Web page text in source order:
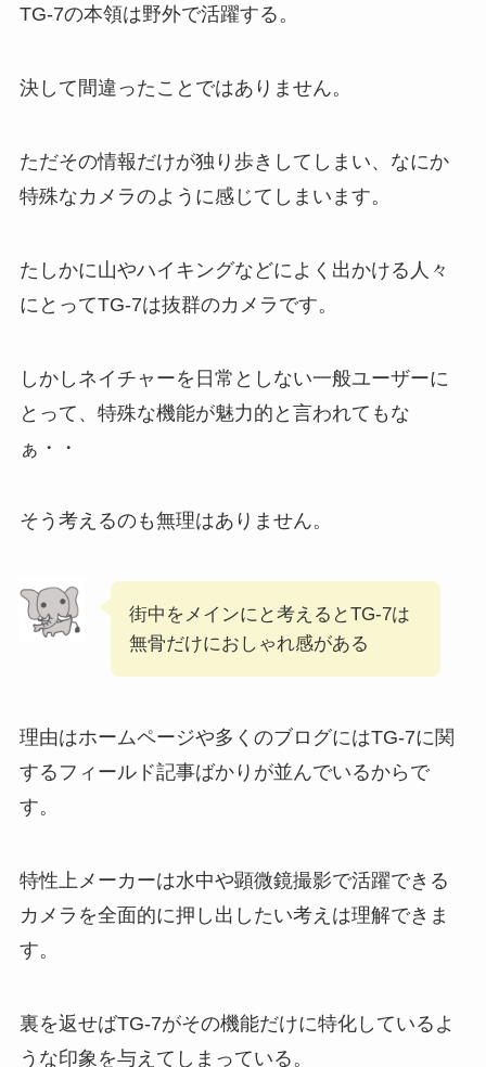
TG-7の本領は野外で活躍する。
決して間違ったことではありません。
ただその情報だけが独り歩きしてしまい、なにか
特殊なカメラのように感じてしまいます。
たしかに山やハイキングなどによく出かける人々
にとってTG-7は抜群のカメラです。
しかしネイチャーを日常としない一般ユーザーに
とって、特殊な機能が魅力的と言われてもな
ぁ・・
そう考えるのも無理はありません。
街中をメインにと考えるとTG-7は
無骨だけにおしゃれ感がある
理由はホームページや多くのブログにはTG-7に関
するフィールド記事ばかりが並んでいるからで
す。
特性上メーカーは水中や顕微鏡撮影で活躍できる
カメラを全面的に押し出したい考えは理解できま
す。
裏を返せばTG-7がその機能だけに特化しているよ
うな印象を与えてしまっている。